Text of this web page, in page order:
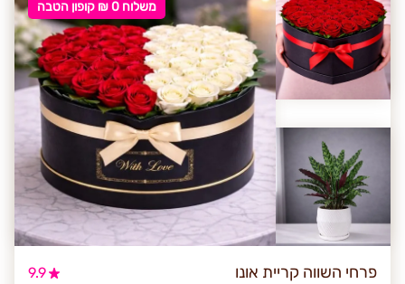
משלוח 0 ₪ קופון הטבה
פרחי השווה קריית אונו 9.9